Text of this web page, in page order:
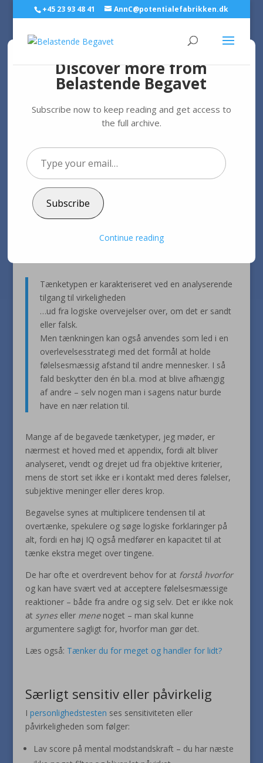
+45 23 93 48 41 AnnC@potentialefabrikken.dk
Begavet tænketype,
sensitiv og uden grænser
28. nov 2019|Personlig udvikling
Begavet tænketype
I denne sammenhæng kan det være mere problematisk
Preben Grønkjær formulerer det i sin
Tænketypen er karakteriseret ved en analyserende
tilgang til virkeligheden
…ud fra logiske overvejelser over, om det er sandt
eller falsk.
Men tænkningen kan også anvendes som led i en
overlevelsesstrategi med det formål at holde
følelsesmæssig afstand til andre mennesker. I så
fald beskytter den én bl.a. mod at blive afhængig
af andre – selv nogen man i sagens natur burde
have en nær relation til.
Mange af de begavede tænketyper, jeg møder, er
nærmest et hoved med et appendix, fordi alt bliver
analyseret, vendt og drejet ud fra objektive kriterier,
mens de stort set ikke er i kontakt med deres følelser,
subjektive meninger eller deres krop.
Begavelse synes at multiplicere tendensen til at
overtænke, spekulere og søge logiske forklaringer på
alt, fordi en høj IQ også medfører en kapacitet til at
tænke ekstra meget over tingene.
De har ofte et overdrevent behov for at forstå hvorfor
og kan have svært ved at acceptere følelsesmæssige
reaktioner – både fra andre og sig selv. Det er ikke nok
at synesellermenenoget – man skal kunne
argumentere sagligt for, hvorfor man gør det.
Læs også: Tænker du for meget og handler for lidt?
Særligt sensitiv eller påvirkelig
I personlighedstesten ses sensitiviteten eller
påvirkeligheden som følger:
Lav score på mental modstandskraft – du har næste
Discover more from
Belastende Begavet
Subscribe now to keep reading and get access to
the full archive.
Type
your
email…
Subscribe
Continue reading